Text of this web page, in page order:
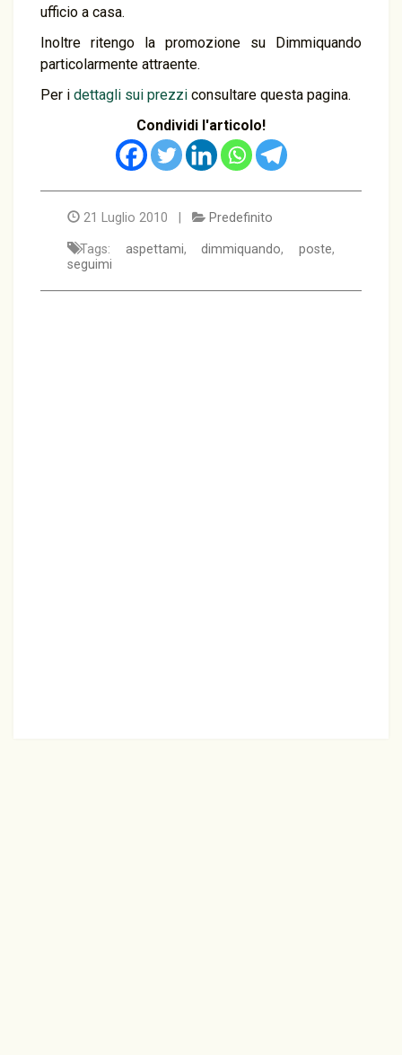
ufficio a casa.
Inoltre ritengo la promozione su Dimmiquando
particolarmente attraente.
Per i dettagli sui prezzi consultare questa pagina.
Condividi l'articolo!
21 Luglio 2010 | Predefinito
Tags: aspettami,dimmiquando,poste,
seguimi